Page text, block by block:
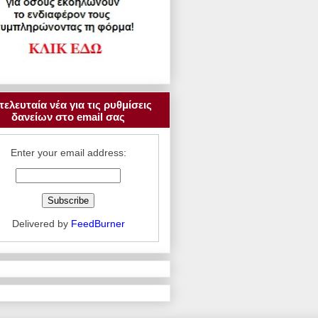
νέα για τις ρυθμίσεις
δανείων στο email σας
Enter your email address:
Delivered by FeedBurner